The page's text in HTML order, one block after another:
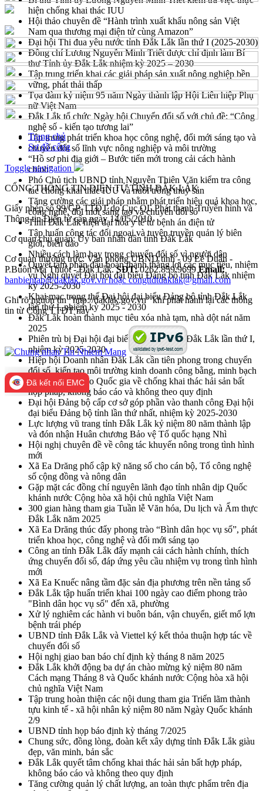
hiện chống khai thác IUU
Hội thảo chuyên đề “Hành trình xuất khẩu nông sản Việt
Nam qua thương mại điện tử cùng Amazon”
Đại hội Thi đua yêu nước tỉnh Đắk Lắk lần thứ I (2025-2030)
Đồng chí Lương Nguyễn Minh Triết được chỉ định làm Bí
thư Tỉnh ủy Đắk Lắk nhiệm kỳ 2025 – 2030
Tập trung triển khai các giải pháp sản xuất nông nghiệp bền
vững, phát thải thấp
Tọa đàm kỷ niệm 95 năm Ngày thành lập Hội Liên hiệp Phụ
nữ Việt Nam
Đắk Lắk tổ chức Ngày hội Chuyển đổi số với chủ đề: “Công
nghệ số - kiến tạo tương lai”
Tập trung phát triển khoa học công nghệ, đổi mới sáng tạo và
chuyển đổi số lĩnh vực nông nghiệp và môi trường
“Hồ sơ phi địa giới – Bước tiến mới trong cải cách hành
chính”
Phó Chủ tịch UBND tỉnh Nguyễn Thiên Văn kiểm tra công
tác chống khai thác IUU và nuôi trồng thủy sản
Tăng cường các giải pháp nhằm phát triển hiệu quả khoa học,
công nghệ, đổi mới sáng tạo và chuyển đổi số
Tỉnh Đắk Lắk hiện đại hóa y tế từ bệnh án điện tử
Tập huấn công tác đối ngoại và tuyên truyền quản lý biên
giới, biển đảo
Nhiều cách làm hay trong chuyển đổi số vì người dân
Quyết tâm phấn đấu hoàn thành thắng lợi các mục tiêu, nhiệm
vụ Nghị quyết Đại hội đại biểu Đảng bộ tỉnh Đắk Lắk nhiệm
kỳ 2025-2030
Khai mạc trọng thể Đại hội đại biểu Đảng bộ tỉnh Đắk Lắk
lần thứ I, nhiệm kỳ 2025 - 2030
Đắk Lắk hoàn thành mục tiêu xóa nhà tạm, nhà dột nát năm
2025
Phiên trù bị Đại hội đại biểu Đảng bộ tỉnh Đắk Lắk lần thứ I,
nhiệm kỳ 2025-2030
Hiệp hội Doanh nhân Đắk Lắk cần tiên phong trong chuyển
đổi số, kiến tạo môi trường kinh doanh công bằng, minh bạch
Họp Ban Chỉ đạo Quốc gia về chống khai thác hải sản bất
hợp pháp, không báo cáo và không theo quy định
Đại hội Đảng bộ cấp cơ sở góp phần vào thanh công Đại hội
đại biểu Đảng bộ tỉnh lần thứ nhất, nhiệm kỳ 2025-2030
Lực lượng vũ trang tỉnh Đắk Lắk kỷ niệm 80 năm thành lập
và đón nhận Huân chương Bảo vệ Tổ quốc hạng Nhì
Hội nghị chuyên đề về công tác khuyến nông trong tình hình
mới
Xã Ea Drăng phổ cập kỹ năng số cho cán bộ, Tổ công nghệ
số cộng đồng và nông dân
Gặp mặt các đồng chí nguyên lãnh đạo tỉnh nhân dịp Quốc
khánh nước Cộng hòa xã hội chủ nghĩa Việt Nam
300 gian hàng tham gia Tuần lễ Văn hóa, Du lịch và Ẩm thực
Đắk Lắk năm 2025
Xã Ea Drăng thúc đẩy phong trào “Bình dân học vụ số”, phát
triển khoa học, công nghệ và đổi mới sáng tạo
Công an tỉnh Đắk Lắk đẩy mạnh cải cách hành chính, thích
ứng chuyển đổi số, đáp ứng yêu cầu nhiệm vụ trong tình hình
mới
Xã Ea Knuếc nâng tầm đặc sản địa phương trên nền tảng số
Đắk Lắk tập huấn triển khai 100 ngày cao điểm phong trào
"Bình dân học vụ số" đến xã, phường
Xử lý nghiêm các hành vi buôn bán, vận chuyển, giết mổ lợn
bệnh trái phép
UBND tỉnh Đắk Lắk và Viettel ký kết thỏa thuận hợp tác về
chuyển đổi số
Hội nghị giao ban báo chí định kỳ tháng 8 năm 2025
Đắk Lắk khởi động ba dự án chào mừng kỷ niệm 80 năm
Cách mạng Tháng 8 và Quốc khánh nước Cộng hòa xã hội
chủ nghĩa Việt Nam
Tập trung hoàn thiện các nội dung tham gia Triển lãm thành
tựu kinh tế - xã hội nhân kỷ niệm 80 năm Ngày Quốc khánh
2/9
UBND tỉnh họp báo định kỳ tháng 7/2025
Chung sức, đồng lòng, đoàn kết xây dựng tỉnh Đắk Lắk giàu
đẹp, văn minh, bản sắc
Đắk Lắk quyết tâm chống khai thác hải sản bất hợp pháp,
không báo cáo và không theo quy định
Tăng cường quản lý chất lượng, an toàn thực phẩm trên địa
Trang chủ
Sơ đồ cổng
Toggle navigation
CỔNG THÔNG TIN ĐIỆN TỬ TỈNH ĐẮK LẮK
Giấy phép số 99/GP-TTĐT do Cục QL Phát thanh Truyền hình và
Thông tin Điện tử cấp ngày 14/05/2010
Cơ quan chủ quản: Ủy ban nhân dân tỉnh Đắk Lắk
Cơ quan thường trực: Văn phòng UBND tỉnh - 09 Lê Duẩn -
P.Buôn Ma Thuột - Đắk Lắk.SĐT:0262.859.9699 Email:
banbientap@daklak.gov.vn hoặc congttdtdaklak@gmail.com
Ghi rõ nguồn tin "http://daklak.gov.vn" khi phát hành lại các thông
tin từ Cổng TTĐT này
Đã kết nối EMC